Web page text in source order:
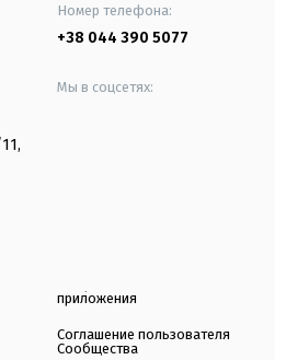
Номер телефона:
+38 044 390 5077
Мы в соцсетях:
приложения
Соглашение пользователя
Сообщества